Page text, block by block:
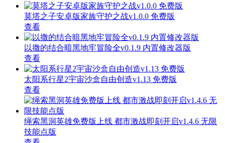
莫塔之子安卓版家族守护之战v1.0.0 免费版
查看
以撒的结合暗黑地牢冒险全v0.1.9 内置修改器版
查看
太阳系行星2宇宙沙盒自由创造v1.13 免费版
查看
绳索黑洞英雄免费版上线 都市激战即刻开启v1.4.6 无限
技能点版